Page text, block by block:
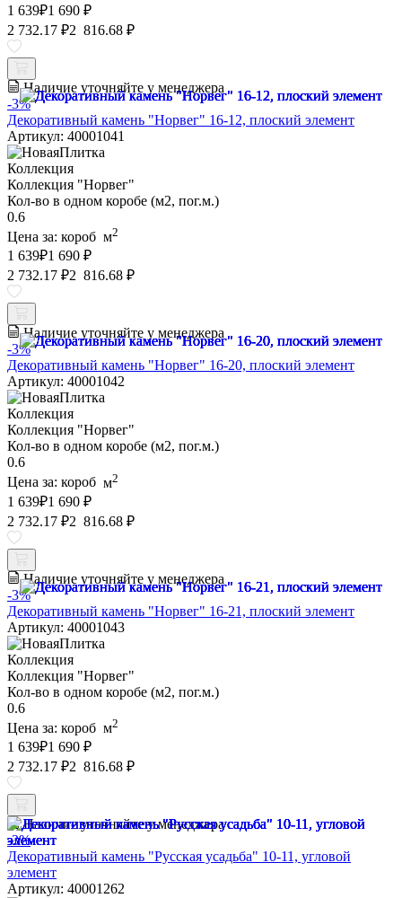
1 639₽1 690 ₽
2 732.17 ₽2 816.68 ₽
Наличие уточняйте у менеджера
-3%
Декоративный камень "Норвег" 16-12, плоский элемент
Артикул: 40001041
Коллекция
Коллекция "Норвег"
Кол-во в одном коробе (м2, пог.м.)
0.6
Цена за: короб м2
1 639₽1 690 ₽
2 732.17 ₽2 816.68 ₽
Наличие уточняйте у менеджера
-3%
Декоративный камень "Норвег" 16-20, плоский элемент
Артикул: 40001042
Коллекция
Коллекция "Норвег"
Кол-во в одном коробе (м2, пог.м.)
0.6
Цена за: короб м2
1 639₽1 690 ₽
2 732.17 ₽2 816.68 ₽
Наличие уточняйте у менеджера
-3%
Декоративный камень "Норвег" 16-21, плоский элемент
Артикул: 40001043
Коллекция
Коллекция "Норвег"
Кол-во в одном коробе (м2, пог.м.)
0.6
Цена за: короб м2
1 639₽1 690 ₽
2 732.17 ₽2 816.68 ₽
Наличие уточняйте у менеджера
-3%
Декоративный камень "Русская усадьба" 10-11, угловой
элемент
Артикул: 40001262